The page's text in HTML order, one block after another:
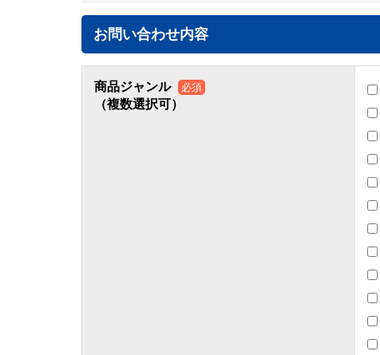
お問い合わせ内容
商品ジャンル 必須
（複数選択可）